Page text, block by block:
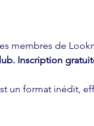
membres de
Inscription
un format inédit,